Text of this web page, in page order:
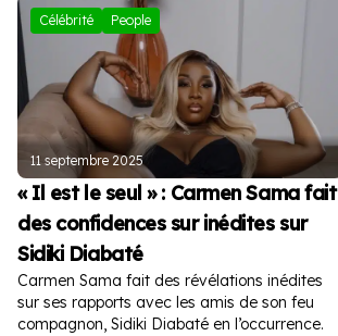
Célébrité People
11 septembre 2025
« Il est le seul » : Carmen Sama fait
des confidences sur inédites sur
Sidiki Diabaté
Carmen Sama fait des révélations inédites
sur ses rapports avec les amis de son feu
compagnon, Sidiki Diabaté en l’occurrence.